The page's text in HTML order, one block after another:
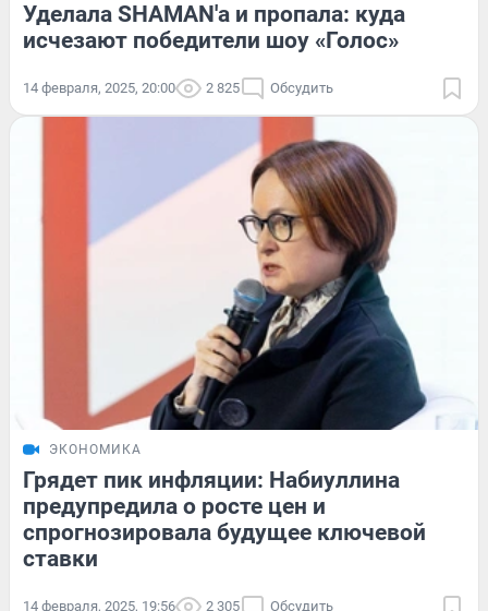
Уделала SHAMAN'а и пропала: куда
исчезают победители шоу «Голос»
14 февраля, 2025, 20:00 2 825 Обсудить
ЭКОНОМИКА
Грядет пик инфляции: Набиуллина
предупредила о росте цен и
спрогнозировала будущее ключевой
ставки
14 февраля, 2025, 19:56 2 305 Обсудить